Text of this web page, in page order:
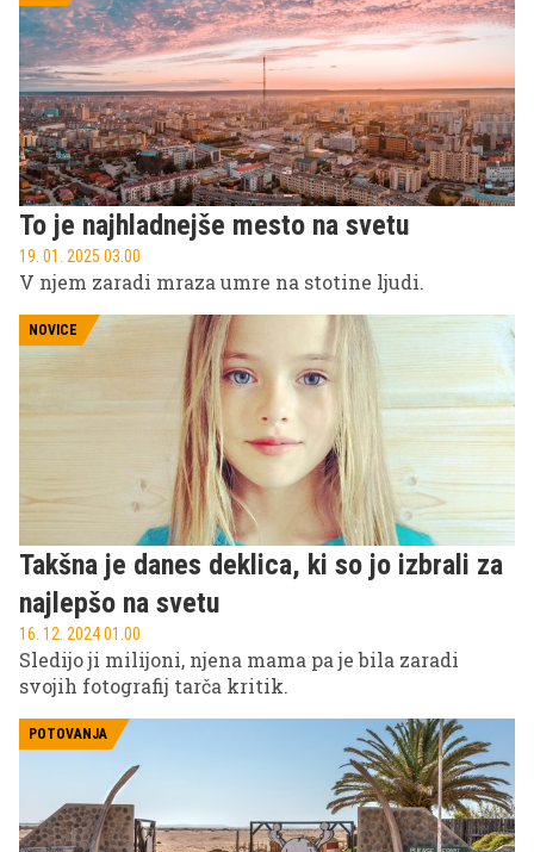
To je najhladnejše mesto na svetu
19. 01. 2025 03.00
V njem zaradi mraza umre na stotine ljudi.
NOVICE
Takšna je danes deklica, ki so jo izbrali za
najlepšo na svetu
16. 12. 2024 01.00
Sledijo ji milijoni, njena mama pa je bila zaradi
svojih fotografij tarča kritik.
POTOVANJA